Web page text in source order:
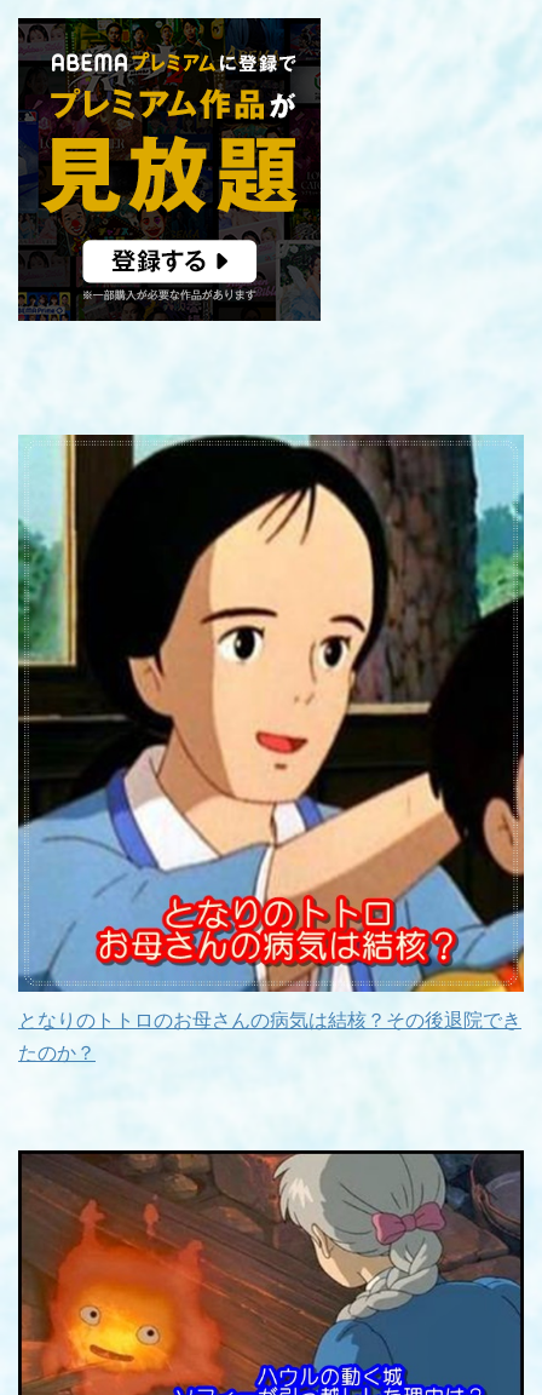
となりのトトロのお母さんの病気は結核？その後退院でき
たのか？